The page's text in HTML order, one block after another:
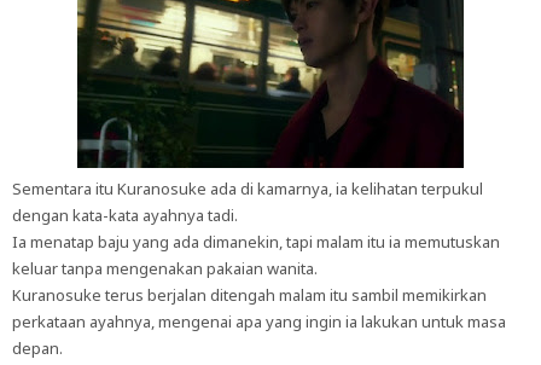
Sementara itu Kuranosuke ada di kamarnya, ia kelihatan terpukul
dengan kata-kata ayahnya tadi.
Ia menatap baju yang ada dimanekin, tapi malam itu ia memutuskan
keluar tanpa mengenakan pakaian wanita.
Kuranosuke terus berjalan ditengah malam itu sambil memikirkan
perkataan ayahnya, mengenai apa yang ingin ia lakukan untuk masa
depan.